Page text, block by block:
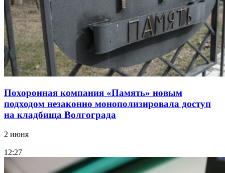
Похоронная компания «Память» новым
подходом незаконно монополизировала доступ
на кладбища Волгограда
2 июня
12:27